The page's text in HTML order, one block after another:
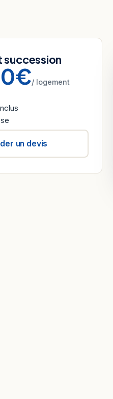
/ logement
un devis